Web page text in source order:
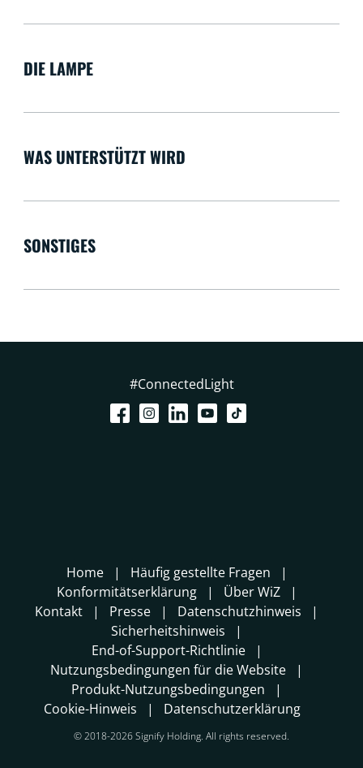
DIE LAMPE
WAS UNTERSTÜTZT WIRD
SONSTIGES
#ConnectedLight
Home
Häufig gestellte Fragen
Konformitätserklärung
Über WiZ
Kontakt
Presse
Datenschutzhinweis
Sicherheitshinweis
End-of-Support-Richtlinie
Nutzungsbedingungen für die Website
Produkt-Nutzungsbedingungen
Cookie-Hinweis
Datenschutzerklärung
© 2018-2026 Signify Holding. All rights reserved.